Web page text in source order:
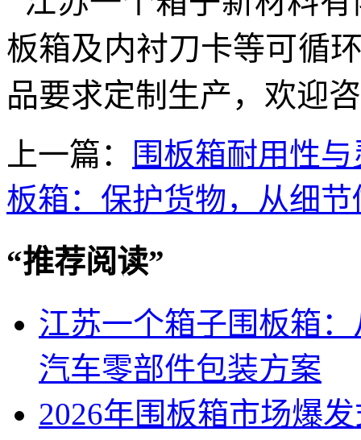
板箱及内衬刀卡等可循
品要求定制生产，欢迎
上一篇：
围板箱耐用性
板箱：保护货物，从细节
“推荐阅读”
江苏一个箱子围板箱
汽车零部件包装方案
2026年围板箱市场爆